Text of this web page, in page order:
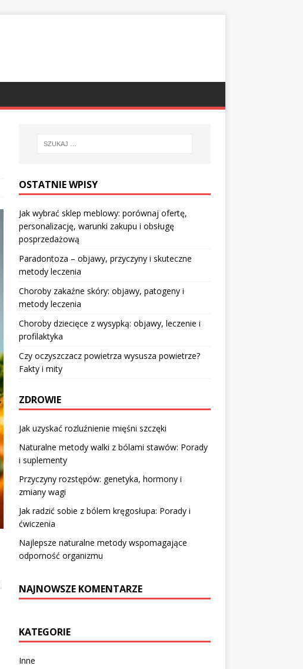
OSTATNIE WPISY
Jak wybrać sklep meblowy: porównaj ofertę,
personalizację, warunki zakupu i obsługę
posprzedażową
Paradontoza – objawy, przyczyny i skuteczne
metody leczenia
Choroby zakaźne skóry: objawy, patogeny i
metody leczenia
Choroby dziecięce z wysypką: objawy, leczenie i
profilaktyka
Czy oczyszczacz powietrza wysusza powietrze?
Fakty i mity
ZDROWIE
Jak uzyskać rozluźnienie mięśni szczęki
Naturalne metody walki z bólami stawów: Porady
i suplementy
Przyczyny rozstępów: genetyka, hormony i
zmiany wagi
Jak radzić sobie z bólem kręgosłupa: Porady i
ćwiczenia
Najlepsze naturalne metody wspomagające
odporność organizmu
NAJNOWSZE KOMENTARZE
KATEGORIE
Inne